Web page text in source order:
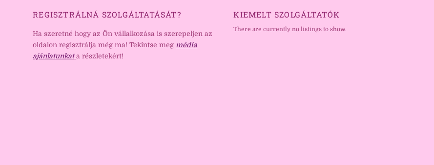
REGISZTRÁLNÁ SZOLGÁLTATÁSÁT?
Ha szeretné hogy az Ön vállalkozása is szerepeljen az
oldalon regisztrálja még ma! Tekintse megmédia
ajánlatunkat a részletekért!
KIEMELT SZOLGÁLTATÓK
There are currently no listings to show.